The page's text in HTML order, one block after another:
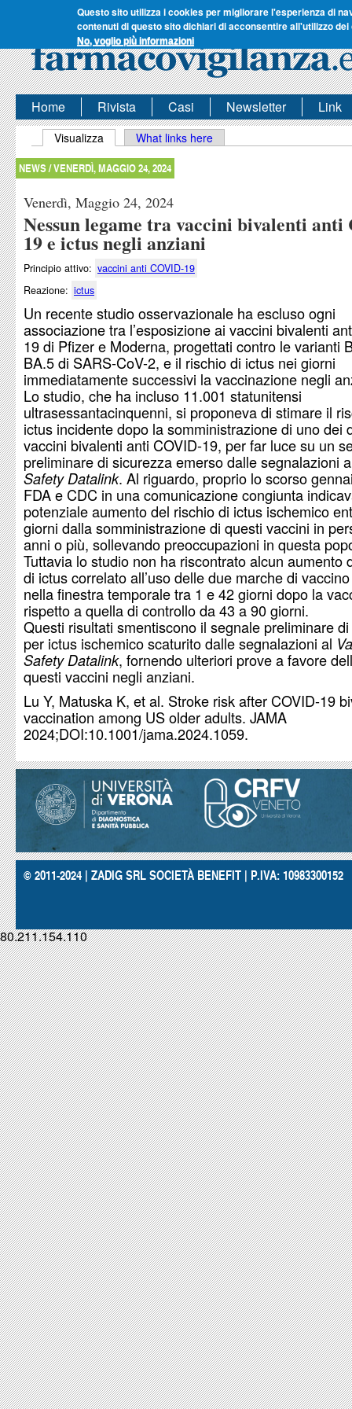
Questo sito utilizza i cookies per migliorare l'esperienza di
contenuti di questo sito dichiari di acconsentire all'utilizzo dei
No, voglio più informazioni
Home Rivista Casi Newsletter Link
Schede primarie
Visualizza (scheda attiva)
What links here
NEWS /VENERDÌ, MAGGIO 24, 2024
Venerdì, Maggio 24, 2024
Nessun legame tra vaccini bivalenti
19 e ictus negli anziani
Principio attivo: vaccini anti COVID-19
Reazione: ictus
Un recente studio osservazionale ha escluso ogni
associazione tra l’esposizione ai vaccini bivalenti
19 di Pfizer e Moderna, progettati contro le varianti
BA.5 di SARS-CoV-2, e il rischio di ictus nei giorni
immediatamente successivi la vaccinazione negli
Lo studio, che ha incluso 11.001 statunitensi
ultrasessantacinquenni, si proponeva di stimare il
ictus incidente dopo la somministrazione di uno dei
vaccini bivalenti anti COVID-19, per far luce su un
preliminare di sicurezza emerso dalle segnalazioni
Safety Datalink. Al riguardo, proprio lo scorso
FDA e CDC in una comunicazione congiunta
potenziale aumento del rischio di ictus ischemico
giorni dalla somministrazione di questi vaccini in
anni o più, sollevando preoccupazioni in questa
Tuttavia lo studio non ha riscontrato alcun aumento
di ictus correlato all’uso delle due marche di
nella finestra temporale tra 1 e 42 giorni dopo la
rispetto a quella di controllo da 43 a 90 giorni.
Questi risultati smentiscono il segnale preliminare
per ictus ischemico scaturito dalle segnalazioni al
Safety Datalink, fornendo ulteriori prove a favore
questi vaccini negli anziani.
Lu Y, Matuska K, et al. Stroke risk after COVID-19
vaccination among US older adults. JAMA
2024;DOI:10.1001/jama.2024.1059.
© 2011-2024 | ZADIG SRL SOCIETÀ BENEFIT | P.IVA: 10983300152
80.211.154.110